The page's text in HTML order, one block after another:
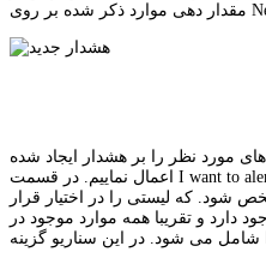
مورد نظر را بر هشدار ایجاد شده
اعمال نماییم. در قسمت I want to alert on می بایست موجودیتی که این
که لیستی را در اختیار قرار
دارد و تقریبا همه موارد موجود در